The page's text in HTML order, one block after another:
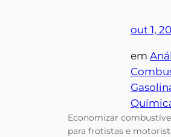
out 1,
em
Economizar
para frotistas e